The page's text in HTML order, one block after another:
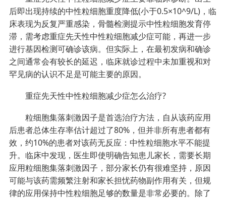
后即出现持续的中性粒细胞重度降低(小于0.5×10^9/L)，临
床表现为反复严重感染，骨髓检测提示中性粒细胞发育停
滞，需考虑重症先天性中性粒细胞减少症可能，再进一步
进行基因检测可确诊该病。但实际上，在最初发病和确诊
之间通常会有较长的延迟，临床就诊过程中未加重视和对
罕见病的认识不足是可能主要的原因。
重症先天性中性粒细胞减少症怎么治疗?
粒细胞集落刺激因子是首选治疗方法，自从该药应用
后患者总体生存率估计超过了80%，但并非所有患者都有
效，约10%的患者对该药无反应：中性粒细胞水平不能提
升。临床中发现，医生即使明确告知患儿家长，需要长期
应用粒细胞集落刺激因子，部分家长仍有很难坚持，原因
可能与该药需频繁注射和家长担忧药物副作用有关，但规
律的应用保持中性粒细胞足够的数量是非常必要的。除了